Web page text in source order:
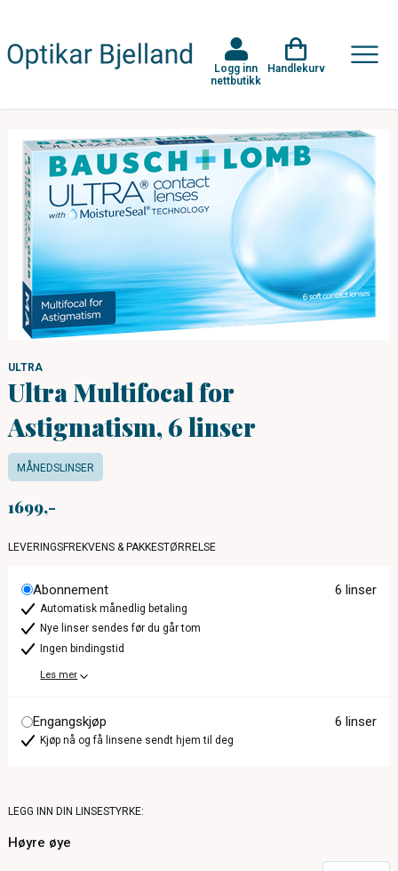
Logg inn
nettbutikk
Handlekurv
ULTRA
Ultra Multifocal for
Astigmatism, 6 linser
MÅNEDSLINSER
1699
LEVERINGSFREKVENS & PAKKESTØRRELSE
Abonnement 6 linser
Automatisk månedlig betaling
Nye linser sendes før du går tom
Ingen bindingstid
Les mer
Engangskjøp 6 linser
Kjøp nå og få linsene sendt hjem til deg
LEGG INN DIN LINSESTYRKE:
Høyre øye